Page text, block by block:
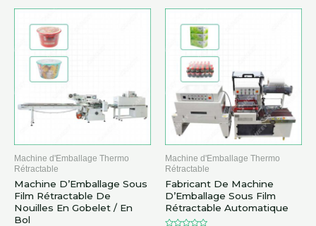
Machine d'Emballage Thermo
Rétractable
Machine D’Emballage Sous
Film Rétractable De
Nouilles En Gobelet / En
Bol
Machine d'Emballage Thermo
Rétractable
Fabricant De Machine
D’Emballage Sous Film
Rétractable Automatique